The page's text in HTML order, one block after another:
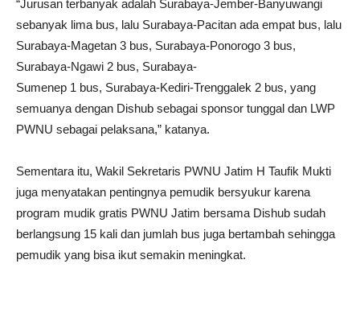
“Jurusan terbanyak adalah Surabaya-Jember-Banyuwangi
sebanyak lima bus, lalu Surabaya-Pacitan ada empat bus, lalu
Surabaya-Magetan 3 bus, Surabaya-Ponorogo 3 bus,
Surabaya-Ngawi 2 bus, Surabaya-
Sumenep 1 bus, Surabaya-Kediri-Trenggalek 2 bus, yang
semuanya dengan Dishub sebagai sponsor tunggal dan LWP
PWNU sebagai pelaksana,” katanya.
Sementara itu, Wakil Sekretaris PWNU Jatim H Taufik Mukti
juga menyatakan pentingnya pemudik bersyukur karena
program mudik gratis PWNU Jatim bersama Dishub sudah
berlangsung 15 kali dan jumlah bus juga bertambah sehingga
pemudik yang bisa ikut semakin meningkat.